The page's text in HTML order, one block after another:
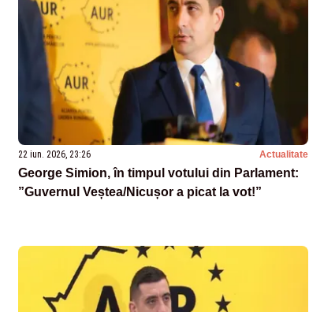
22 iun. 2026, 23:26 Actualitate
George Simion, în timpul votului din Parlament:
”Guvernul Veștea/Nicușor a picat la vot!”